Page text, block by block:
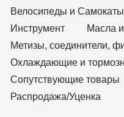
Велосипеды и Самокаты
Инструмент
Масла
Метизы, соединители,
Охлаждающие и
Сопутствующие товары
Распродажа/Уценка